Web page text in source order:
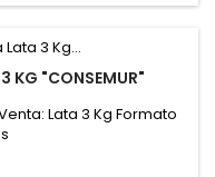
KG "CONSEMUR"
Lata 3 Kg Formato